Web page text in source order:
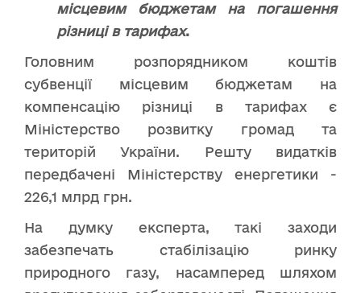
місцевим бюджетам на погашення
різниці в тарифах.
Головним розпорядником коштів
субвенції місцевим бюджетам на
компенсацію різниці в тарифах є
Міністерство розвитку громад та
територій України. Решту видатків
передбачені Міністерству енергетики -
226,1 млрд грн.
На думку експерта, такі заходи
забезпечать стабілізацію ринку
природного газу, насамперед шляхом